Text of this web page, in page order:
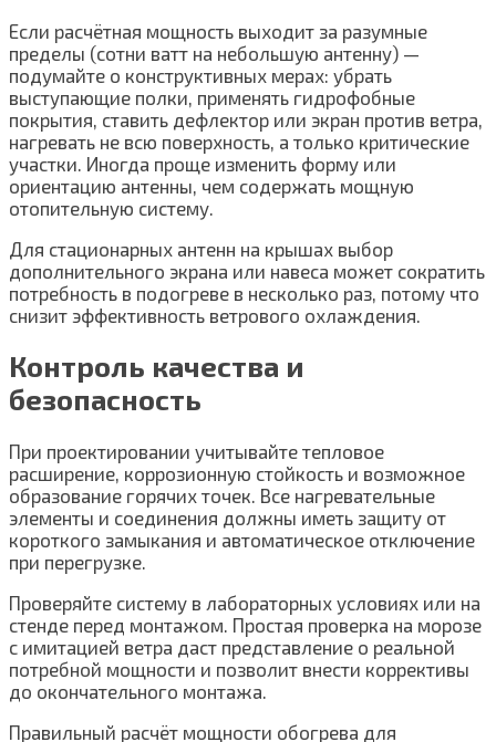
Если расчётная мощность выходит за разумные
пределы (сотни ватт на небольшую антенну) —
подумайте о конструктивных мерах: убрать
выступающие полки, применять гидрофобные
покрытия, ставить дефлектор или экран против ветра,
нагревать не всю поверхность, а только критические
участки. Иногда проще изменить форму или
ориентацию антенны, чем содержать мощную
отопительную систему.
Для стационарных антенн на крышах выбор
дополнительного экрана или навеса может сократить
потребность в подогреве в несколько раз, потому что
снизит эффективность ветрового охлаждения.
Контроль качества и
безопасность
При проектировании учитывайте тепловое
расширение, коррозионную стойкость и возможное
образование горячих точек. Все нагревательные
элементы и соединения должны иметь защиту от
короткого замыкания и автоматическое отключение
при перегрузке.
Проверяйте систему в лабораторных условиях или на
стенде перед монтажом. Простая проверка на морозе
с имитацией ветра даст представление о реальной
потребной мощности и позволит внести коррективы
до окончательного монтажа.
Правильный расчёт мощности обогрева для